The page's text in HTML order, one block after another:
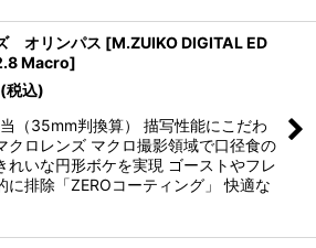
オリンパス [M.ZUIKO DIGITAL ED
Macro]
(税込)
（35mm判換算） 描写性能にこだわ
クロレンズ マクロ撮影領域で口径食の
れいな円形ボケを実現 ゴーストやフレ
に排除「ZEROコーティング」 快適な